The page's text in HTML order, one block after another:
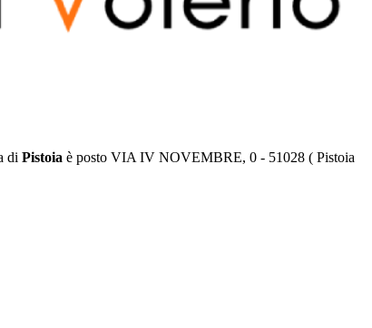
di Pistoia è posto VIA IV NOVEMBRE, 0 - 51028 ( Pistoia